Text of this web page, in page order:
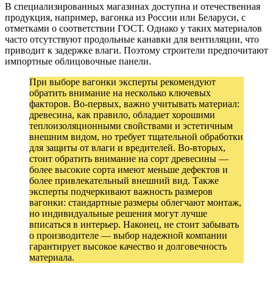
В специализированных магазинах доступна и отечественная
продукция, например, вагонка из России или Беларуси, с
отметками о соответствии ГОСТ. Однако у таких материалов
часто отсутствуют продольные канавки для вентиляции, что
приводит к задержке влаги. Поэтому строители предпочитают
импортные облицовочные панели.
При выборе вагонки эксперты рекомендуют
обратить внимание на несколько ключевых
факторов. Во-первых, важно учитывать материал:
древесина, как правило, обладает хорошими
теплоизоляционными свойствами и эстетичным
внешним видом, но требует тщательной обработки
для защиты от влаги и вредителей. Во-вторых,
стоит обратить внимание на сорт древесины —
более высокие сорта имеют меньше дефектов и
более привлекательный внешний вид. Также
эксперты подчеркивают важность размеров
вагонки: стандартные размеры облегчают монтаж,
но индивидуальные решения могут лучше
вписаться в интерьер. Наконец, не стоит забывать
о производителе — выбор надежной компании
гарантирует высокое качество и долговечность
материала.